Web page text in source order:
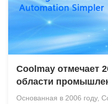
Coolmay отмечает
области
Основанная в 2006 году,